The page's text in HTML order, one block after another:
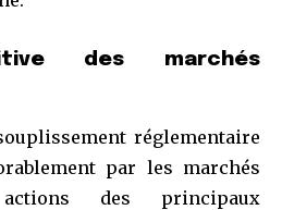
des marchés
réglementaire
par les marchés
des principaux